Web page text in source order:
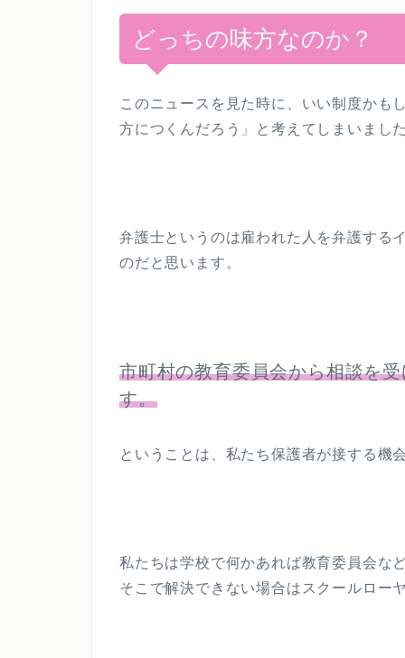
どっちの味方なのか？
このニュースを見た時に、いい制度かも
方につくんだろう」と考えてしまいまし
弁護士というのは雇われた人を弁護する
のだと思います。
市町村の教育委員会から相談を
す。
ということは、私たち保護者が接する機
私たちは学校で何かあれば教育委員会な
そこで解決できない場合はスクールロー